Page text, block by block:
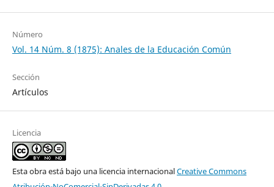
Número
Vol. 14 Núm. 8 (1875): Anales de la Educación Común
Sección
Artículos
Licencia
Esta obra está bajo una licencia internacionalCreative Commons